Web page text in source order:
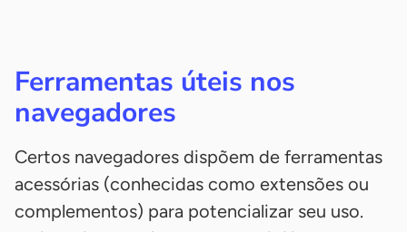
Ferramentas úteis nos
navegadores
Certos navegadores dispõem de ferramentas
acessórias (conhecidas como extensões ou
complementos) para potencializar seu uso.